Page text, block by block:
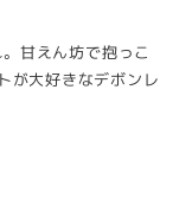
甘えん坊で抱っこ
が大好きなデボンレ